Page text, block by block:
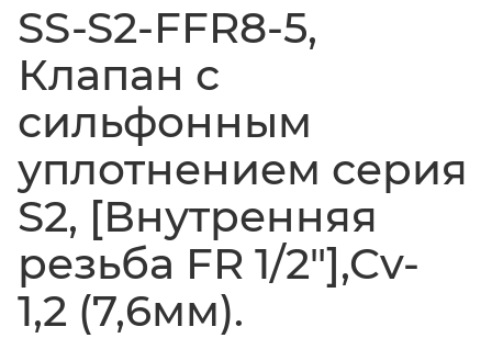
SS-S2-FFR8-5,
Клапан с
сильфонным
уплотнением серия
S2, [Внутренняя
резьба FR 1/2"],Cv-
1,2 (7,6мм).